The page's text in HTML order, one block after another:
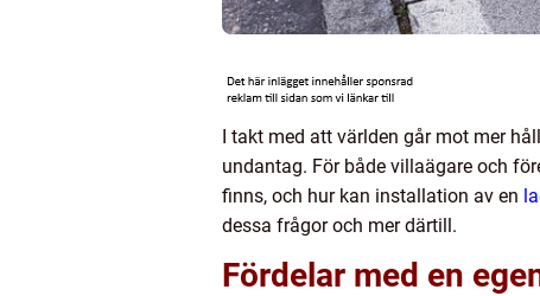
I takt med att världen går mot mer
undantag. För både villaägare och
finns, och hur kan installation av en
dessa frågor och mer därtill.
Fördelar med en